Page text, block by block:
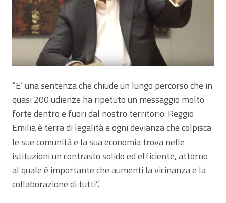
“E’ una sentenza che chiude un lungo percorso che in
quasi 200 udienze ha ripetuto un messaggio molto
forte dentro e fuori dal nostro territorio: Reggio
Emilia è terra di legalità e ogni devianza che colpisca
le sue comunità e la sua economia trova nelle
istituzioni un contrasto solido ed efficiente, attorno
al quale è importante che aumenti la vicinanza e la
collaborazione di tutti”.